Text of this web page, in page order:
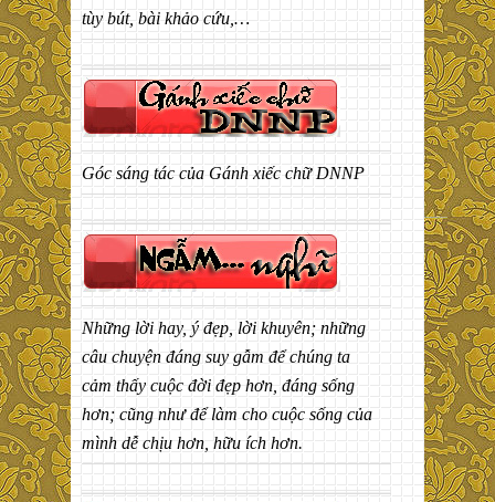
tùy bút, bài khảo cứu,…
Góc sáng tác của Gánh xiếc chữ DNNP
Những lời hay, ý đẹp, lời khuyên; những
câu chuyện đáng suy gẫm để chúng ta
cảm thấy cuộc đời đẹp hơn, đáng sống
hơn; cũng như để làm cho cuộc sống của
mình dễ chịu hơn, hữu ích hơn.